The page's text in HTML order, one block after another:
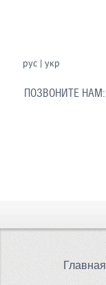
рус| укр
ПОЗВОНИТЕ НАМ:
Главная